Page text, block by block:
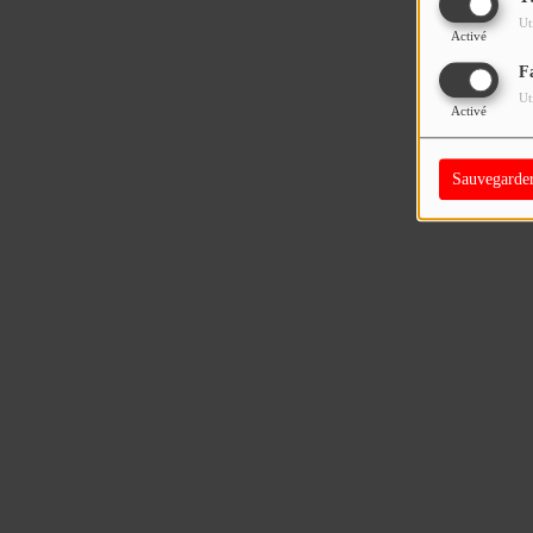
Activé
Activé